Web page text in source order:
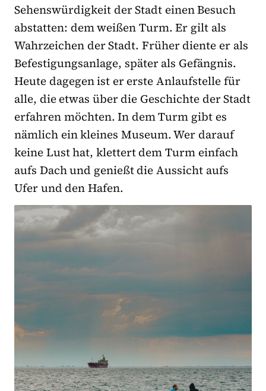
Sehenswürdigkeit der Stadt einen Besuch
abstatten: dem weißen Turm. Er gilt als
Wahrzeichen der Stadt. Früher diente er als
Befestigungsanlage, später als Gefängnis.
Heute dagegen ist er erste Anlaufstelle für
alle, die etwas über die Geschichte der Stadt
erfahren möchten. In dem Turm gibt es
nämlich ein kleines Museum. Wer darauf
keine Lust hat, klettert dem Turm einfach
aufs Dach und genießt die Aussicht aufs
Ufer und den Hafen.